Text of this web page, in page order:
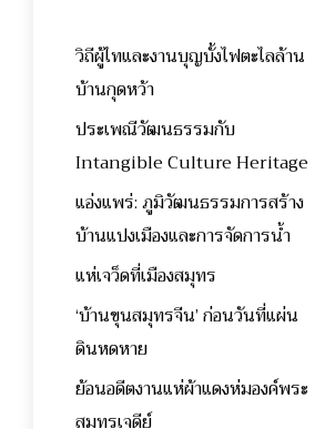
วิถีผู้ไทและงานบุญบั้งไฟตะไลล้าน
บ้านกุดหว้า
ประเพณีวัฒนธรรมกับ
Intangible Culture Heritage
แอ่งแพร่: ภูมิวัฒนธรรมการสร้าง
บ้านแปงเมืองและการจัดการน้ำ
แห่เจว็ดที่เมืองสมุทร
‘บ้านขุนสมุทรจีน’ ก่อนวันที่แผ่น
ดินหดหาย
ย้อนอดีตงานแห่ผ้าแดงห่มองค์พระ
สมุทรเจดีย์